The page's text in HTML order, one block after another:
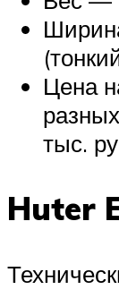
Цена
тыс.
Huter